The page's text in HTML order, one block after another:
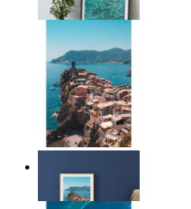
Ab 14,95 €
14,95 €